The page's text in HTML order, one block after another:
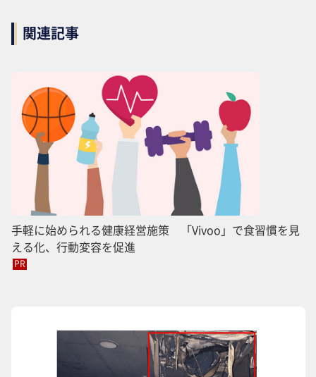
関連記事
手軽に始められる健康経営施策 「Vivoo」で食習慣を見
える化、行動変容を促進
PR